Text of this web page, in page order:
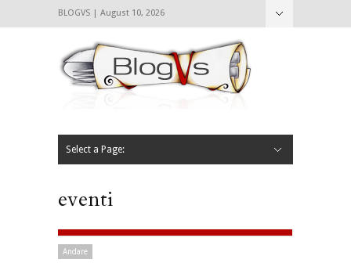
BLOGVS | August 10, 2026
Select a Page:
eventi
Andare